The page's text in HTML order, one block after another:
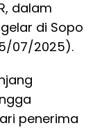
dalam
di Sopo
07/2025).
penerima